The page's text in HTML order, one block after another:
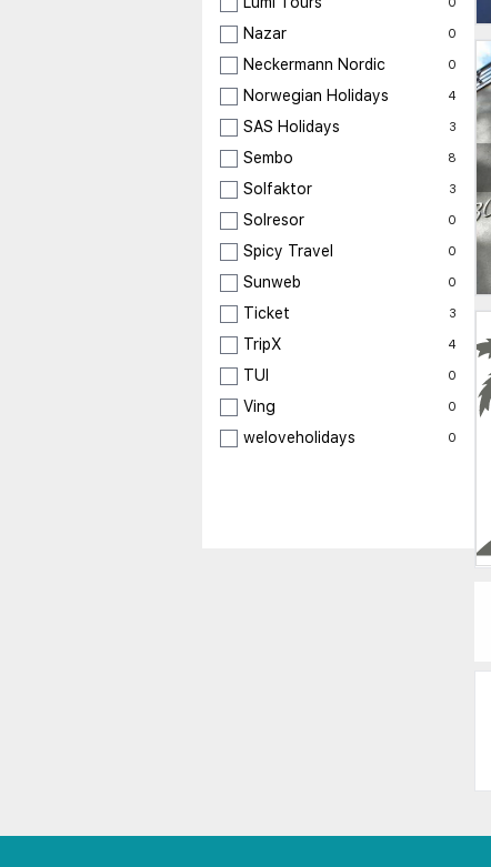
Nazar 0
Neckermann Nordic 0
Norwegian Holidays 4
SAS Holidays 3
Sembo 8
Solfaktor 3
Solresor 0
Spicy Travel 0
Sunweb 0
Ticket 3
TripX 4
TUI 0
Ving 0
weloveholidays 0